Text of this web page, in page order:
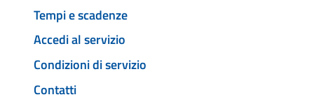
Tempi e scadenze
Accedi al servizio
Condizioni di servizio
Contatti